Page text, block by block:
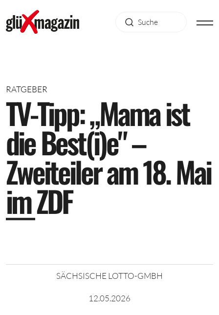
RATGEBER
TV-Tipp:„Mamaist
dieBest(i)e"–
Zweiteileram18.Mai
imZDF
SÄCHSISCHE LOTTO-GMBH
12.05.2026